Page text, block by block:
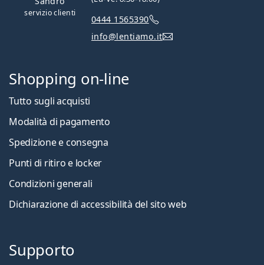
servizio clienti
0444 1565390
info@lentiamo.it
Shopping on-line
Tutto sugli acquisti
Modalità di pagamento
Spedizione e consegna
Punti di ritiro e locker
Condizioni generali
Dichiarazione di accessibilità del sito web
Supporto